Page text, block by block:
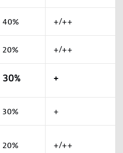
40% +/++
20% +/++
30% +
30% +
20% +/++